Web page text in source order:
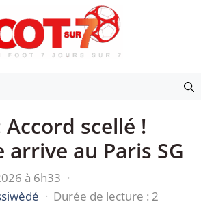
scellé !
au Paris SG
à 6h33 ·
· Durée de lecture : 2